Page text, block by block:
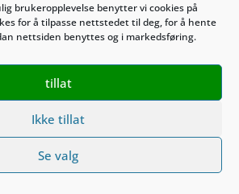
brukeropplevelse benytter vi cookies på
for å tilpasse nettstedet til deg, for å hente
nettsiden benyttes og i markedsføring.
tillat
Ikke tillat
Se valg
527